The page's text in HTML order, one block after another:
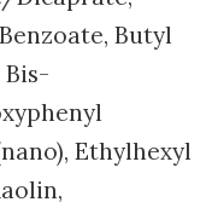
Butyl
Ethylhexyl